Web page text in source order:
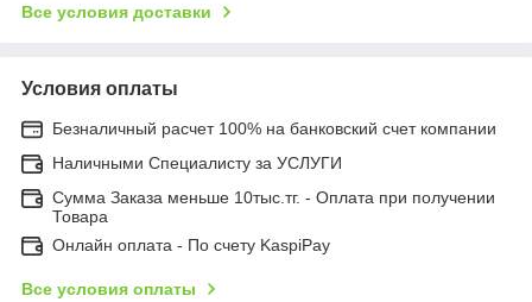
Все условия доставки
Условия оплаты
Безналичный расчет 100% на банковский счет компании
Наличными Специалисту за УСЛУГИ
Сумма Заказа меньше 10тыс.тг. - Оплата при получении
Товара
Онлайн оплата - По счету KaspiPay
Все условия оплаты